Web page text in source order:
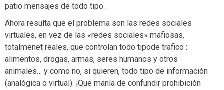
patio mensajes de todo tipo.
Ahora resulta que el problema son las redes sociales
virtuales, en vez de las «redes sociales» mafiosas,
totalmenet reales, que controlan todo tipode trafico :
alimentos, drogas, armas, seres humanos y otros
animales… y como no, si quieren, todo tipo de información
(analógica o virtual). ¡Que manía de confundir prohibición